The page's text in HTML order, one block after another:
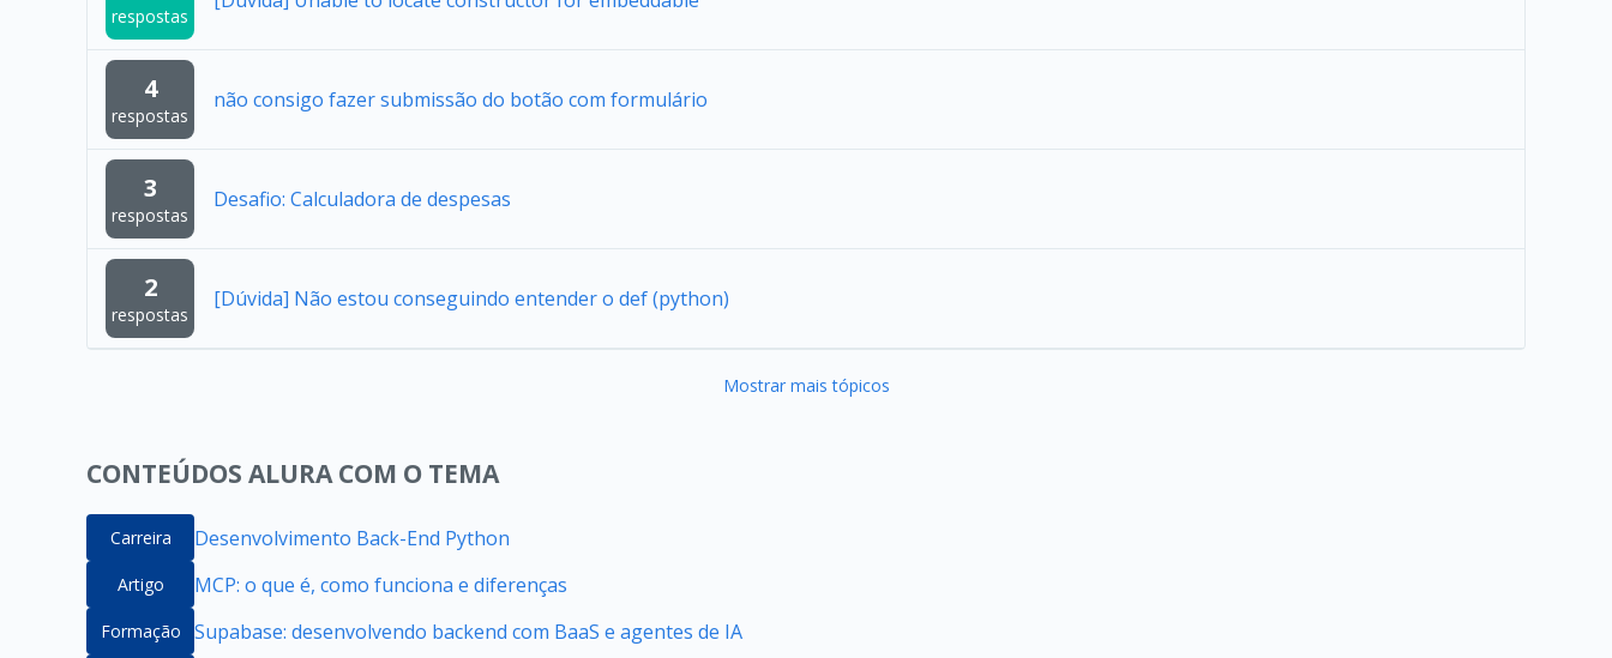
respostas
4
respostas
não consigo fazer submissão do botão com formulário
3
respostas
Desafio: Calculadora de despesas
2
respostas
[Dúvida] Não estou conseguindo entender o def (python)
Mostrar mais tópicos
CONTEÚDOS ALURA COM O TEMA
Carreira Desenvolvimento Back-End Python
Artigo MCP: o que é, como funciona e diferenças
Formação Supabase: desenvolvendo backend com BaaS e agentes de IA